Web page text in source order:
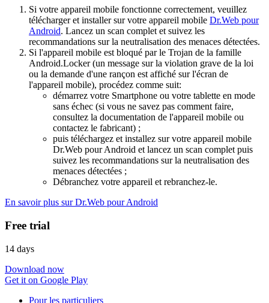
Si votre appareil mobile fonctionne correctement, veuillez
télécharger et installer sur votre appareil mobile Dr.Web pour
Android. Lancez un scan complet et suivez les
recommandations sur la neutralisation des menaces détectées.
Si l'appareil mobile est bloqué par le Trojan de la famille
Android.Locker (un message sur la violation grave de la loi
ou la demande d'une rançon est affiché sur l'écran de
l'appareil mobile), procédez comme suit:
démarrez votre Smartphone ou votre tablette en mode
sans échec (si vous ne savez pas comment faire,
consultez la documentation de l'appareil mobile ou
contactez le fabricant) ;
puis téléchargez et installez sur votre appareil mobile
Dr.Web pour Android et lancez un scan complet puis
suivez les recommandations sur la neutralisation des
menaces détectées ;
Débranchez votre appareil et rebranchez-le.
En savoir plus sur Dr.Web pour Android
Free trial
14 days
Download now
Get it on Google Play
Pour les particuliers